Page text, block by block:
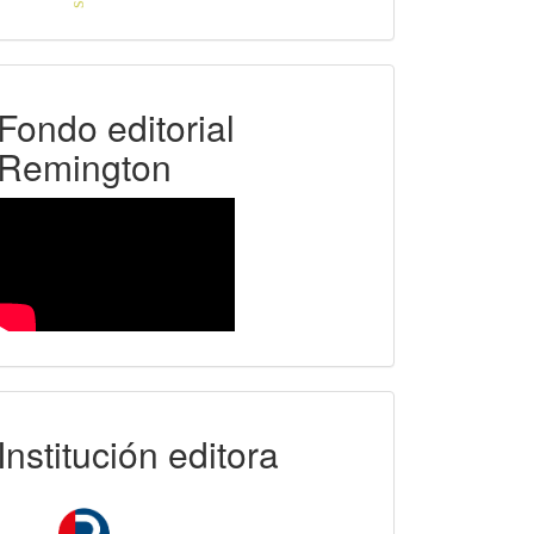
Fondo editorial
Remington
Institución editora